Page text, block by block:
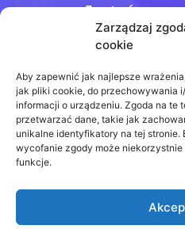
Zarządzaj
cookie
Aby zapewnić jak najlepsze
jak pliki cookie, do przechowywania
informacji o urządzeniu. Zgoda na te
przetwarzać dane, takie jak
unikalne identyfikatory na tej stronie.
wycofanie zgody może niekorzystnie
funkcje.
Jesteśmy
+48 728
Prawa